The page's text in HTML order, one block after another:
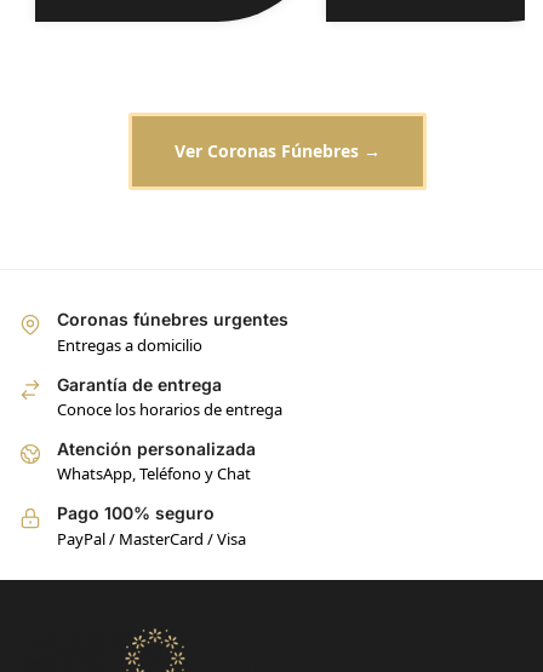
Ver Coronas Fúnebres →
Coronas fúnebres urgentes
Entregas a domicilio
Garantía de entrega
Conoce los horarios de entrega
Atención personalizada
WhatsApp, Teléfono y Chat
Pago 100% seguro
PayPal / MasterCard / Visa